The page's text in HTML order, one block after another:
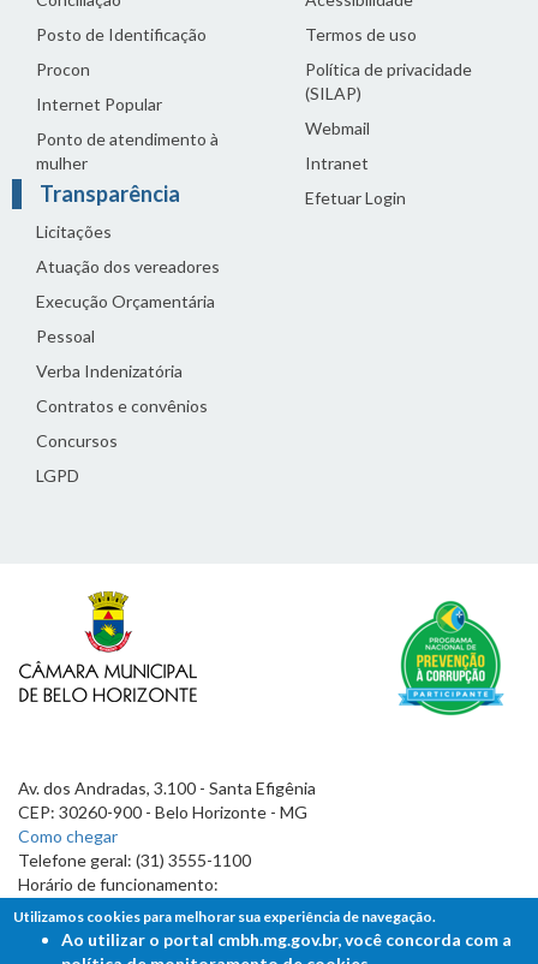
Posto de Identificação
Procon
Internet Popular
Ponto de atendimento à
mulher
Transparência
Licitações
Atuação dos vereadores
Execução Orçamentária
Pessoal
Verba Indenizatória
Contratos e convênios
Concursos
LGPD
Termos de uso
Política de privacidade
(SILAP)
Webmail
Intranet
Efetuar Login
Av. dos Andradas, 3.100 - Santa Efigênia
CEP: 30260-900 - Belo Horizonte - MG
Como chegar
Telefone geral: (31) 3555-1100
Horário de funcionamento:
7h às 19h
Utilizamos cookies para melhorar sua experiência de navegação.
Ao utilizar o portal cmbh.mg.gov.br, você concorda com a